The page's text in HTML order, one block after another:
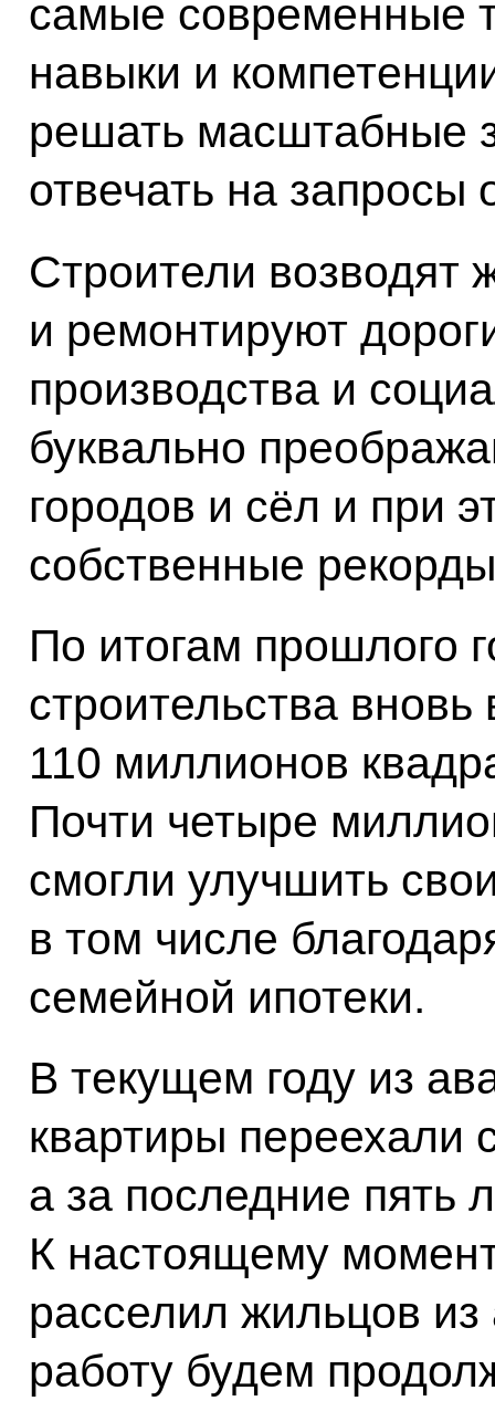
самые современные
навыки и
решать масштабные
отвечать на
Строители возводят
и ремонтируют
производства и
буквально
городов и сёл и при
собственные
По итогам прошлого
строительства
110 миллионов
Почти четыре
смогли улучшить
в том числе
семейной ипотеки.
В текущем году из
квартиры переехали
а за последние пять
К настоящему
расселил жильцов из
работу будем